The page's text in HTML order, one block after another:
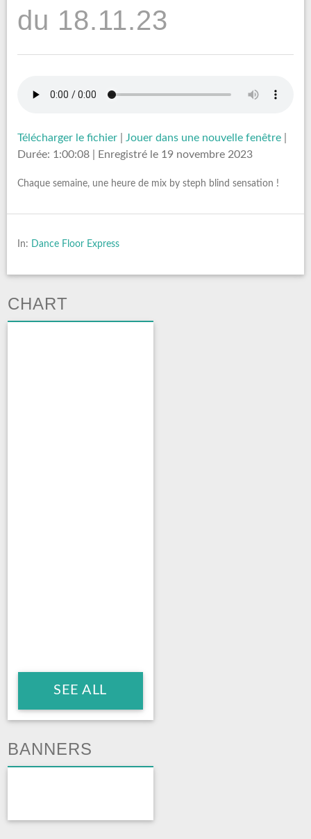
du 18.11.23
Télécharger le fichier Jouer dans une nouvelle fenêtre
Durée: 1:00:08
Enregistré le 19 novembre 2023
Chaque semaine, une heure de mix by steph blind sensation !
In: Dance Floor Express
CHART
SEE ALL
BANNERS